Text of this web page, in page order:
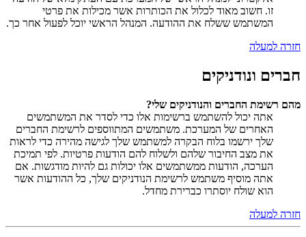
זו. חשוב מאוד לכלול את הכותרות אשר מכילות את פרטי
המשתמש ששלח את ההודעה. המנהל הראשי יוכל לפעול אחר כך.
חזרה למעלה
חברים ונודניקים
מהם רשימת החברים והנודניקים שלי?
אתה יכול להשתמש ברשימות אלו כדי לסדר את המשתמשים
האחרים של המערכת. משתמשים המתווספים לרשימת החברים
שלך ירשמו בלוח הבקרה למשתמש שלך לגישה מהירה כדי לראות
את מצב החיבור שלהם ולשלוח להם הודעות פרטיות. לפי תמיכת
הערכה, הודעות ממשתמשים אלו יכולות גם להיות מודגשות. אם
אתה מוסיף משתמש לרשימת הנודניקים שלך, כל ההודעות אשר
הוא שולח יוסתרו כברירת מחדל.
חזרה למעלה